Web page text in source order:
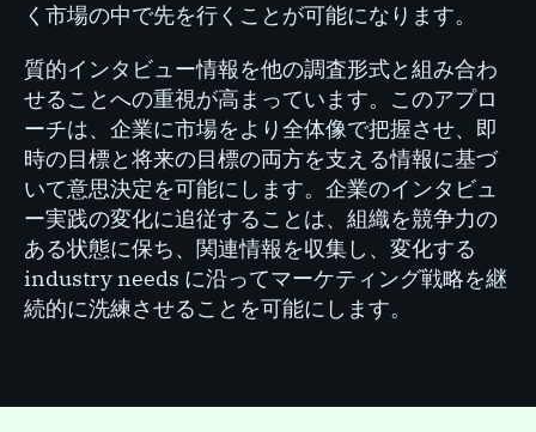
く市場の中で先を行くことが可能になります。
質的インタビュー情報を他の調査形式と組み合わ
せることへの重視が高まっています。このアプロ
ーチは、企業に市場をより全体像で把握させ、即
時の目標と将来の目標の両方を支える情報に基づ
いて意思決定を可能にします。企業のインタビュ
ー実践の変化に追従することは、組織を競争力の
ある状態に保ち、関連情報を収集し、変化する
industry needs に沿ってマーケティング戦略を継
続的に洗練させることを可能にします。